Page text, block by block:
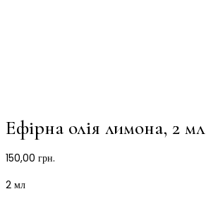
Ефірна олія лимона, 2 мл
150,00 грн.
2 мл